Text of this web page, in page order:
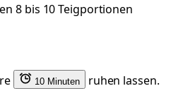
8 bis 10 Teigportionen
10 Minuten
ruhen lassen.